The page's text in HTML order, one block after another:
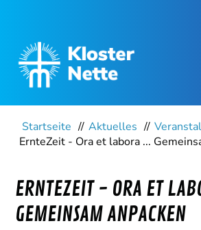
Startseite // Aktuelles //
ErnteZeit - Ora et labora ...
ERNTEZEIT - ORA ET
GEMEINSAM ANPACKEN